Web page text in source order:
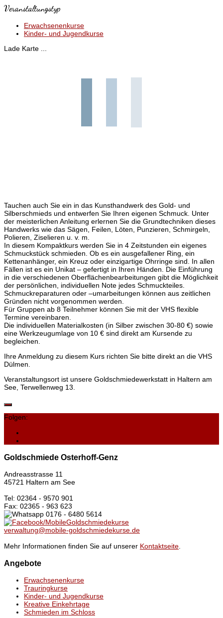
Veranstaltungstyp
Erwachsenenkurse
Kinder- und Jugendkurse
Lade Karte ...
Tauchen auch Sie ein in das Kunsthandwerk des Gold- und
Silberschmieds und entwerfen Sie Ihren eigenen Schmuck. Unter
der meisterlichen Anleitung erlernen Sie die Grundtechniken dieses
Handwerks wie das Sägen, Feilen, Löten, Punzieren, Schmirgeln,
Polieren, Ziselieren u. v. m.
In diesem Kompaktkurs werden Sie in 4 Zeitstunden ein eigenes
Schmuckstück schmieden. Ob es ein ausgefallener Ring, ein
Kettenanhänger, ein Kreuz oder einzigartige Ohrringe sind. In allen
Fällen ist es ein Unikat – gefertigt in Ihren Händen. Die Einführung
in die verschiedenen Oberflächenbearbeitungen gibt die Möglichkeit
der persönlichen, individuellen Note jedes Schmuckteiles.
Schmuckreparaturen oder –umarbeitungen können aus zeitlichen
Gründen nicht vorgenommen werden.
Für Gruppen ab 8 Teilnehmer können Sie mit der VHS flexible
Termine vereinbaren.
Die individuellen Materialkosten (in Silber zwischen 30-80 €) sowie
eine Werkzeugumlage von 10 € sind direkt am Kursende zu
begleichen.
Ihre Anmeldung zu diesem Kurs richten Sie bitte direkt an die VHS
Dülmen.
Veranstaltungsort ist unsere Goldschmiedewerkstatt in Haltern am
See, Terwellenweg 13.
Folgen:
Goldschmiede Osterhoff-Genz
Andreasstrasse 11
45721 Haltern am See
Tel: 02364 - 9570 901
Fax: 02365 - 963 623
0176 - 6480 5614
/MobileGoldschmiedekurse
verwaltung@mobile-goldschmiedekurse.de
Mehr Informationen finden Sie auf unserer Kontaktseite.
Angebote
Erwachsenenkurse
Trauringkurse
Kinder- und Jugendkurse
Kreative Einkehrtage
Schmieden im Schloss